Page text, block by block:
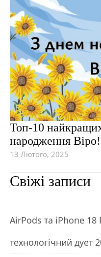
Топ-10
народження Віро!
13 Лютого, 2025
Свіжі записи
АirРods та iРhone 18
технологічний дует